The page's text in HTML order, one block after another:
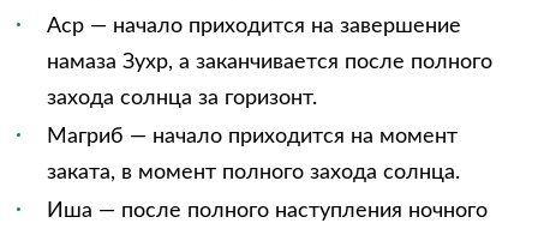
Аср — начало приходится на завершение
намаза Зухр, а заканчивается после полного
захода солнца за горизонт.
Магриб — начало приходится на момент
заката, в момент полного захода солнца.
Иша — после полного наступления ночного